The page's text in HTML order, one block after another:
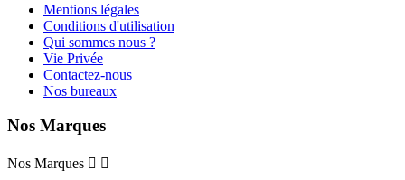
Mentions légales
Conditions d'utilisation
Qui sommes nous ?
Vie Privée
Contactez-nous
Nos bureaux
Nos Marques
Nos Marques  